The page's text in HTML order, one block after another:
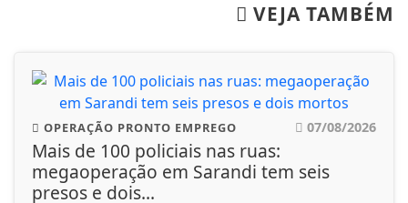
VEJA TAMBÉM
OPERAÇÃO PRONTO EMPREGO 07/08/2026
Mais de 100 policiais nas ruas:
megaoperação em Sarandi tem seis
presos e dois...